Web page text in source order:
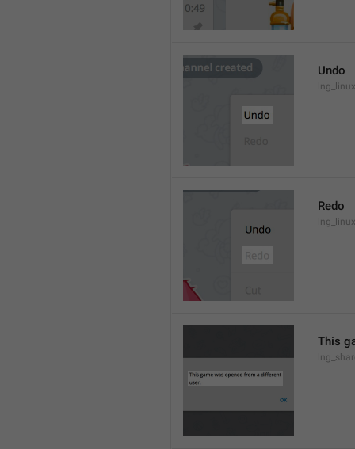
Undo
Redo
This